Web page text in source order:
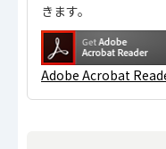
きます。
Adobe Acrobat